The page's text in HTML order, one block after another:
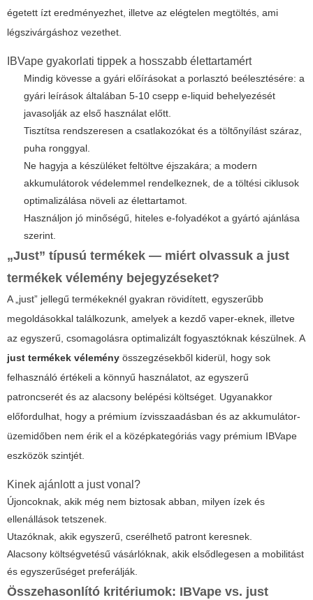
égetett ízt eredményezhet, illetve az elégtelen megtöltés, ami
légszivárgáshoz vezethet.
IBVape gyakorlati tippek a hosszabb élettartamért
Mindig kövesse a gyári előírásokat a porlasztó beélesztésére: a
gyári leírások általában 5-10 csepp e-liquid behelyezését
javasolják az első használat előtt.
Tisztítsa rendszeresen a csatlakozókat és a töltőnyílást száraz,
puha ronggyal.
Ne hagyja a készüléket feltöltve éjszakára; a modern
akkumulátorok védelemmel rendelkeznek, de a töltési ciklusok
optimalizálása növeli az élettartamot.
Használjon jó minőségű, hiteles e-folyadékot a gyártó ajánlása
szerint.
„Just” típusú termékek — miért olvassuk a just
termékek vélemény bejegyzéseket?
A „just” jellegű termékeknél gyakran rövidített, egyszerűbb
megoldásokkal találkozunk, amelyek a kezdő vaper-eknek, illetve
az egyszerű, csomagolásra optimalizált fogyasztóknak készülnek. A
just termékek vélemény összegzésekből kiderül, hogy sok
felhasználó értékeli a könnyű használatot, az egyszerű
patroncserét és az alacsony belépési költséget. Ugyanakkor
előfordulhat, hogy a prémium ízvisszaadásban és az akkumulátor-
üzemidőben nem érik el a középkategóriás vagy prémium IBVape
eszközök szintjét.
Kinek ajánlott a just vonal?
Újoncoknak, akik még nem biztosak abban, milyen ízek és
ellenállások tetszenek.
Utazóknak, akik egyszerű, cserélhető patront keresnek.
Alacsony költségvetésű vásárlóknak, akik elsődlegesen a mobilitást
és egyszerűséget preferálják.
Összehasonlító kritériumok: IBVape vs. just